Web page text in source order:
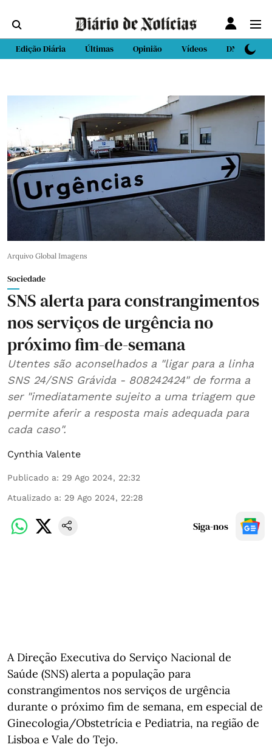
Edição Diária Últimas Opinião Vídeos DN Sport
Arquivo Global Imagens
Sociedade
SNS alerta para constrangimentos
nos serviços de urgência no
próximo fim-de-semana
Utentes são aconselhados a "ligar para a linha
SNS 24/SNS Grávida - 808242424" de forma a
ser "imediatamente sujeito a uma triagem que
permite aferir a resposta mais adequada para
cada caso".
Cynthia Valente
Publicado a: 29 Ago 2024, 22:32
Atualizado a: 29 Ago 2024, 22:28
Siga-nos
A Direção Executiva do Serviço Nacional de
Saúde (SNS) alerta a população para
constrangimentos nos serviços de urgência
durante o próximo fim de semana, em especial de
Ginecologia/Obstetrícia e Pediatria, na região de
Lisboa e Vale do Tejo.